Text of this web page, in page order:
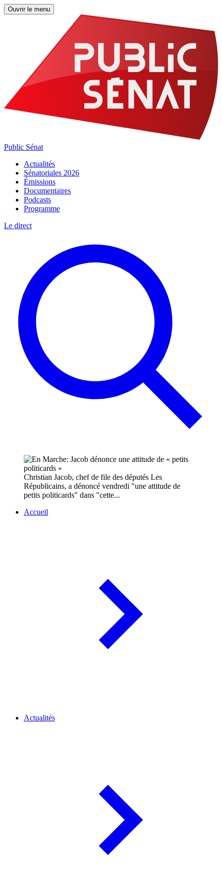
Ouvrir le menu
Public Sénat
Actualités
Sénatoriales 2026
Émissions
Documentaires
Podcasts
Programme
Le direct
Christian Jacob, chef de file des députés Les
Républicains, a dénoncé vendredi "une attitude de
petits politicards" dans "cette...
Accueil
Actualités